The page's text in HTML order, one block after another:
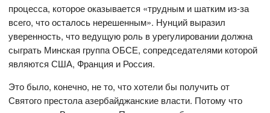
процесса, которое оказывается «трудным и шатким из-за
всего, что осталось нерешенным». Нунций выразил
уверенность, что ведущую роль в урегулировании должна
сыграть Минская группа ОБСЕ, сопредседателями которой
являются США, Франция и Россия.
Это было, конечно, не то, что хотели бы получить от
Святого престола азербайджанские власти. Потому что